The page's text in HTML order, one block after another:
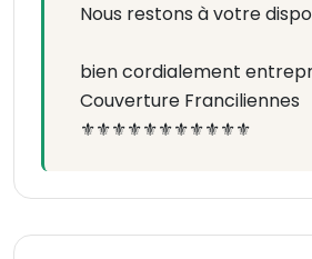
Nous restons à votre
bien cordialement
Couverture Franciliennes
⚜️⚜️⚜️⚜️⚜️⚜️⚜️⚜️⚜️⚜️⚜️